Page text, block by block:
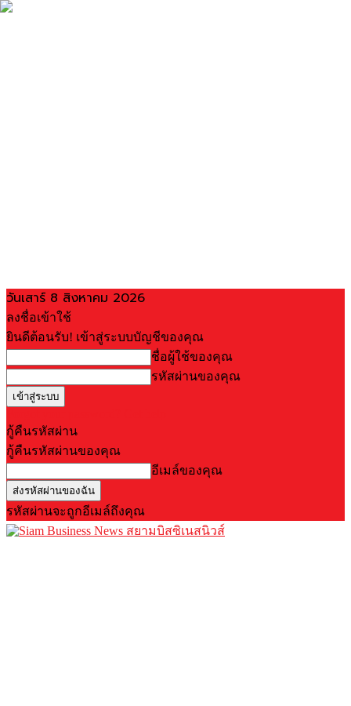
วันเสาร์ 8 สิงหาคม 2026
ลงชื่อเข้าใช้
ยินดีต้อนรับ! เข้าสู่ระบบบัญชีของคุณ
ชื่อผู้ใช้ของคุณ
รหัสผ่านของคุณ
กู้คืนรหัสผ่าน
กู้คืนรหัสผ่านของคุณ
อีเมล์ของคุณ
รหัสผ่านจะถูกอีเมล์ถึงคุณ
สยามบิสซิเนสนิวส์